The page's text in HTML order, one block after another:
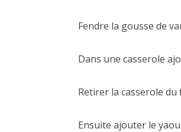
Fendre la gousse de
Dans une casserole
Retirer la casserole
Ensuite ajouter le